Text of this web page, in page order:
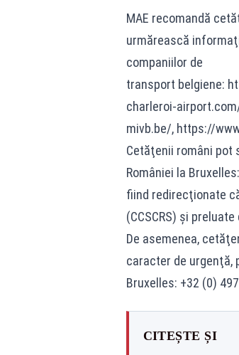
MAE recomandă
urmărească
companiilor de
transport belgiene:
charleroi-
mivb.be/, https://
Cetăţenii români pot
României la
fiind redirecţionate
(CCSCRS) şi
De asemenea,
caracter de urgenţă,
Bruxelles: +32 (0)
CITEȘTE ȘI